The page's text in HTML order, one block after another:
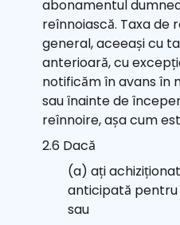
abonamentul
reînnoiască. Taxa de
general, aceeași cu
anterioară, cu
notificăm în avans în
sau înainte de
reînnoire, așa cum
2.6 Dacă
(a) ați
anticipată pentru
sau